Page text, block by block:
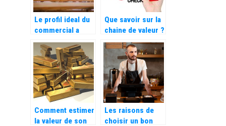
Le profil ideal du
commercial a
recruter pour sa
startup
Que savoir sur la
chaine de valeur ?
Comment estimer
la valeur de son
Les raisons de
choisir un bon